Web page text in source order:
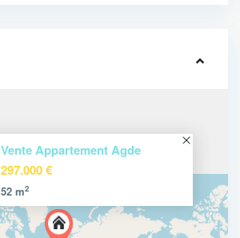
Vente Appartement Agde
297.000 €
52 m2